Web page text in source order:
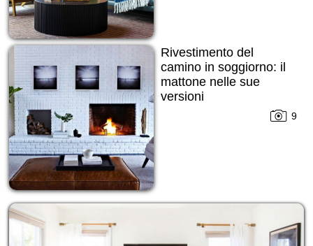
Rivestimento del
camino in soggiorno: il
mattone nelle sue
versioni
9